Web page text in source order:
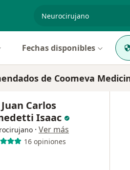
Fechas disponibles
de Coomeva
Carlos
Isaac
· Ver más
16 opiniones